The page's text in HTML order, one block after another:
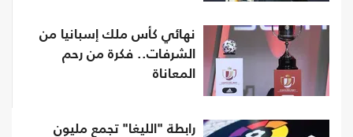
نهائي كأس ملك إسبانيا من
الشرفات.. فكرة من رحم
المعاناة
رابطة "الليغا" تجمع مليون